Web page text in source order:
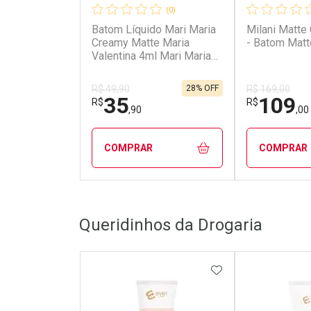
(0)
Batom Líquido Mari Maria
Creamy Matte Maria
Valentina 4ml Mari Maria
Valentina Batom Líquido
4ml
R$ 49,90
R$35,90
28% OFF
COMPRAR
Laboratório
Por Menos
Milani Matte
- Batom
R$ 169,00
R$109,00
COMPRAR
Por
Queridinhos da Drogaria
ADICIONAR AOS